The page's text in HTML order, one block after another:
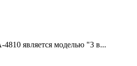
4810 является моделью "3 в...